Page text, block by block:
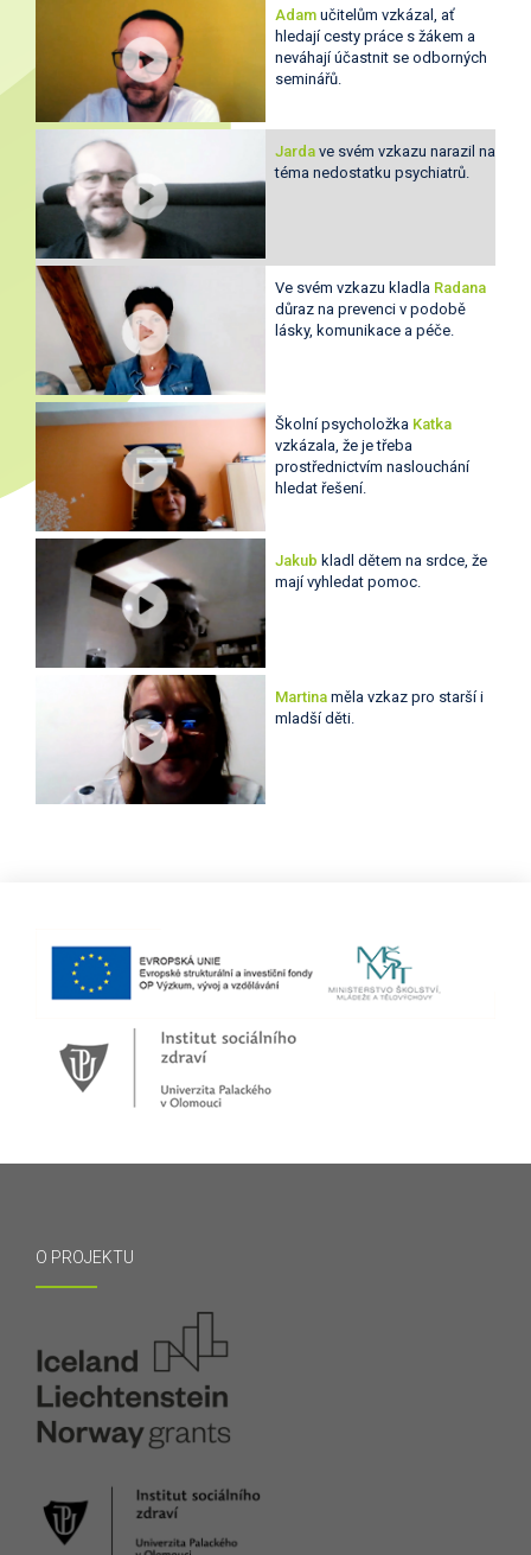
Adamučitelům vzkázal, ať
hledají cesty práce s žákem a
neváhají účastnit se odborných
seminářů.
Jarda ve svém vzkazu narazil na
téma nedostatku psychiatrů.
Ve svém vzkazu kladla Radana
důraz na prevenci v podobě
lásky, komunikace a péče.
Školní psycholožka Katka
vzkázala, že je třeba
prostřednictvím naslouchání
hledat řešení.
Jakub kladl dětem na srdce, že
mají vyhledat pomoc.
Martina měla vzkaz pro starší i
mladší děti.
O PROJEKTU